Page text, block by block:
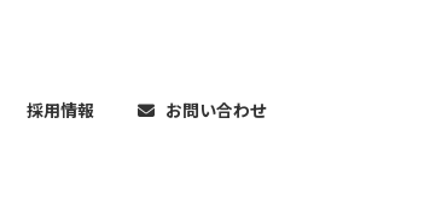
採用情報 お問い合わせ